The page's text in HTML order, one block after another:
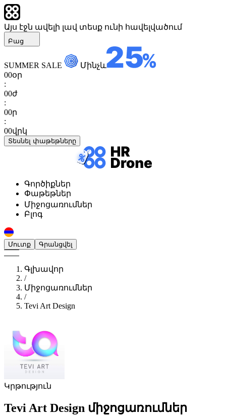
Այս էջն ավելի լավ տեսք ունի հավելվածում
Բաց
SUMMER SALE
Մինչև
00օր
:
00ժ
:
00ր
:
00վրկ
Տեսնել փաթեթները
Գործիքներ
Փաթեթներ
Միջոցառումներ
Բլոգ
Մուտք Գրանցվել
Գլխավոր
/
Միջոցառումներ
/
Tevi Art Design
Կրթություն
Tevi Art Design միջոցառումներ